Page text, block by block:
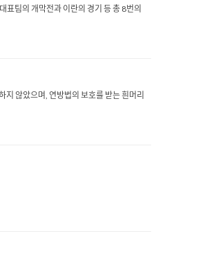
표팀의 개막전과 이란의 경기 등 총 8번의
않았으며, 연방법의 보호를 받는 흰머리